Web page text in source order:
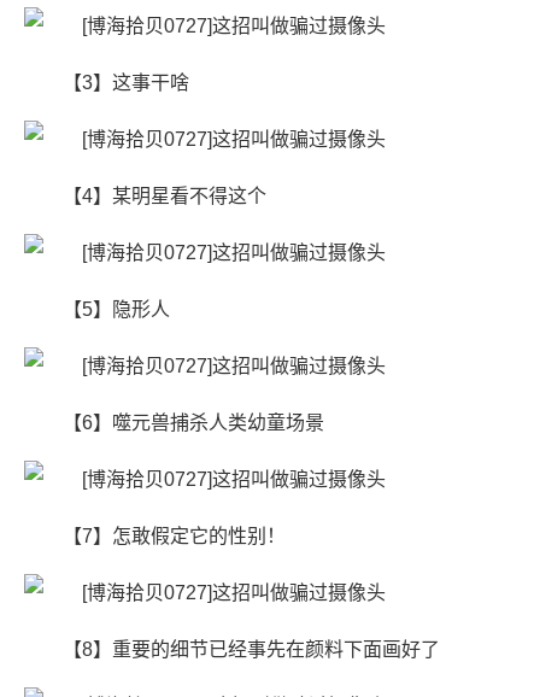
【3】这事干啥
【4】某明星看不得这个
【5】隐形人
【6】​噬元兽捕杀人类幼童场景
【7】怎敢假定它的性别！
【8】重要的细节已经事先在颜料下面画好了